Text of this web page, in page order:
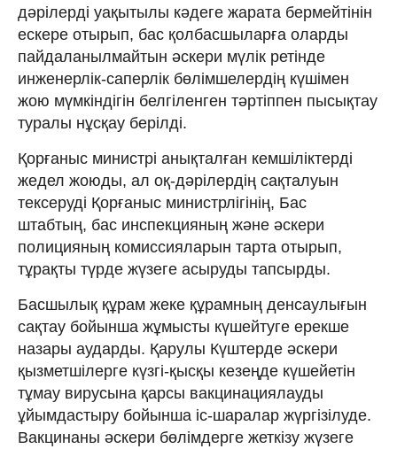
дәрілерді уақытылы кәдеге жарата бермейтінін
ескере отырып, бас қолбасшыларға оларды
пайдаланылмайтын әскери мүлік ретінде
инженерлік-саперлік бөлімшелердің күшімен
жою мүмкіндігін белгіленген тәртіппен пысықтау
туралы нұсқау берілді.
Қорғаныс министрі анықталған кемшіліктерді
жедел жоюды, ал оқ-дәрілердің сақталуын
тексеруді Қорғаныс министрлігінің, Бас
штабтың, бас инспекцияның және әскери
полицияның комиссияларын тарта отырып,
тұрақты түрде жүзеге асыруды тапсырды.
Басшылық құрам жеке құрамның денсаулығын
сақтау бойынша жұмысты күшейтуге ерекше
назары аударды. Қарулы Күштерде әскери
қызметшілерге күзгі-қысқы кезеңде күшейетін
тұмау вирусына қарсы вакцинациялауды
ұйымдастыру бойынша іс-шаралар жүргізілуде.
Вакцинаны әскери бөлімдерге жеткізу жүзеге